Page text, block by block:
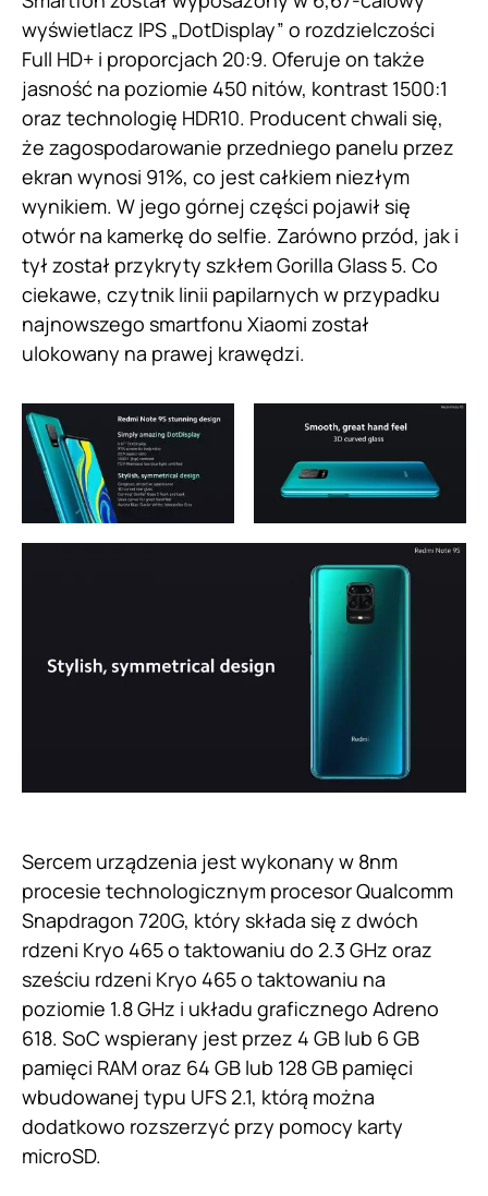
wyświetlacz IPS „DotDisplay” o rozdzielczości
Full HD+ i proporcjach 20:9. Oferuje on także
jasność na poziomie 450 nitów, kontrast 1500:1
oraz technologię HDR10. Producent chwali się,
że zagospodarowanie przedniego panelu przez
ekran wynosi 91%, co jest całkiem niezłym
wynikiem. W jego górnej części pojawił się
otwór na kamerkę do selfie. Zarówno przód, jak i
tył został przykryty szkłem Gorilla Glass 5. Co
ciekawe, czytnik linii papilarnych w przypadku
najnowszego smartfonu Xiaomi został
ulokowany na prawej krawędzi.
Sercem urządzenia jest wykonany w 8nm
procesie technologicznym procesor Qualcomm
Snapdragon 720G, który składa się z dwóch
rdzeni Kryo 465 o taktowaniu do 2.3 GHz oraz
sześciu rdzeni Kryo 465 o taktowaniu na
poziomie 1.8 GHz i układu graficznego Adreno
618. SoC wspierany jest przez 4 GB lub 6 GB
pamięci RAM oraz 64 GB lub 128 GB pamięci
wbudowanej typu UFS 2.1, którą można
dodatkowo rozszerzyć przy pomocy karty
microSD.